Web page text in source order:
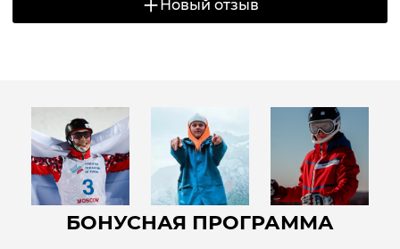
Новый отзыв
БОНУСНАЯ ПРОГРАММА